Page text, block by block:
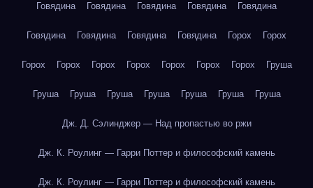
Говядина Говядина Говядина Говядина Говядина
Говядина Говядина Говядина Говядина Горох Горох
Горох Горох Горох Горох Горох Горох Горох Груша
Груша Груша Груша Груша Груша Груша Груша
Дж. Д. Сэлинджер — Над пропастью во ржи
Дж. К. Роулинг — Гарри Поттер и философский камень
Дж. К. Роулинг — Гарри Поттер и философский камень